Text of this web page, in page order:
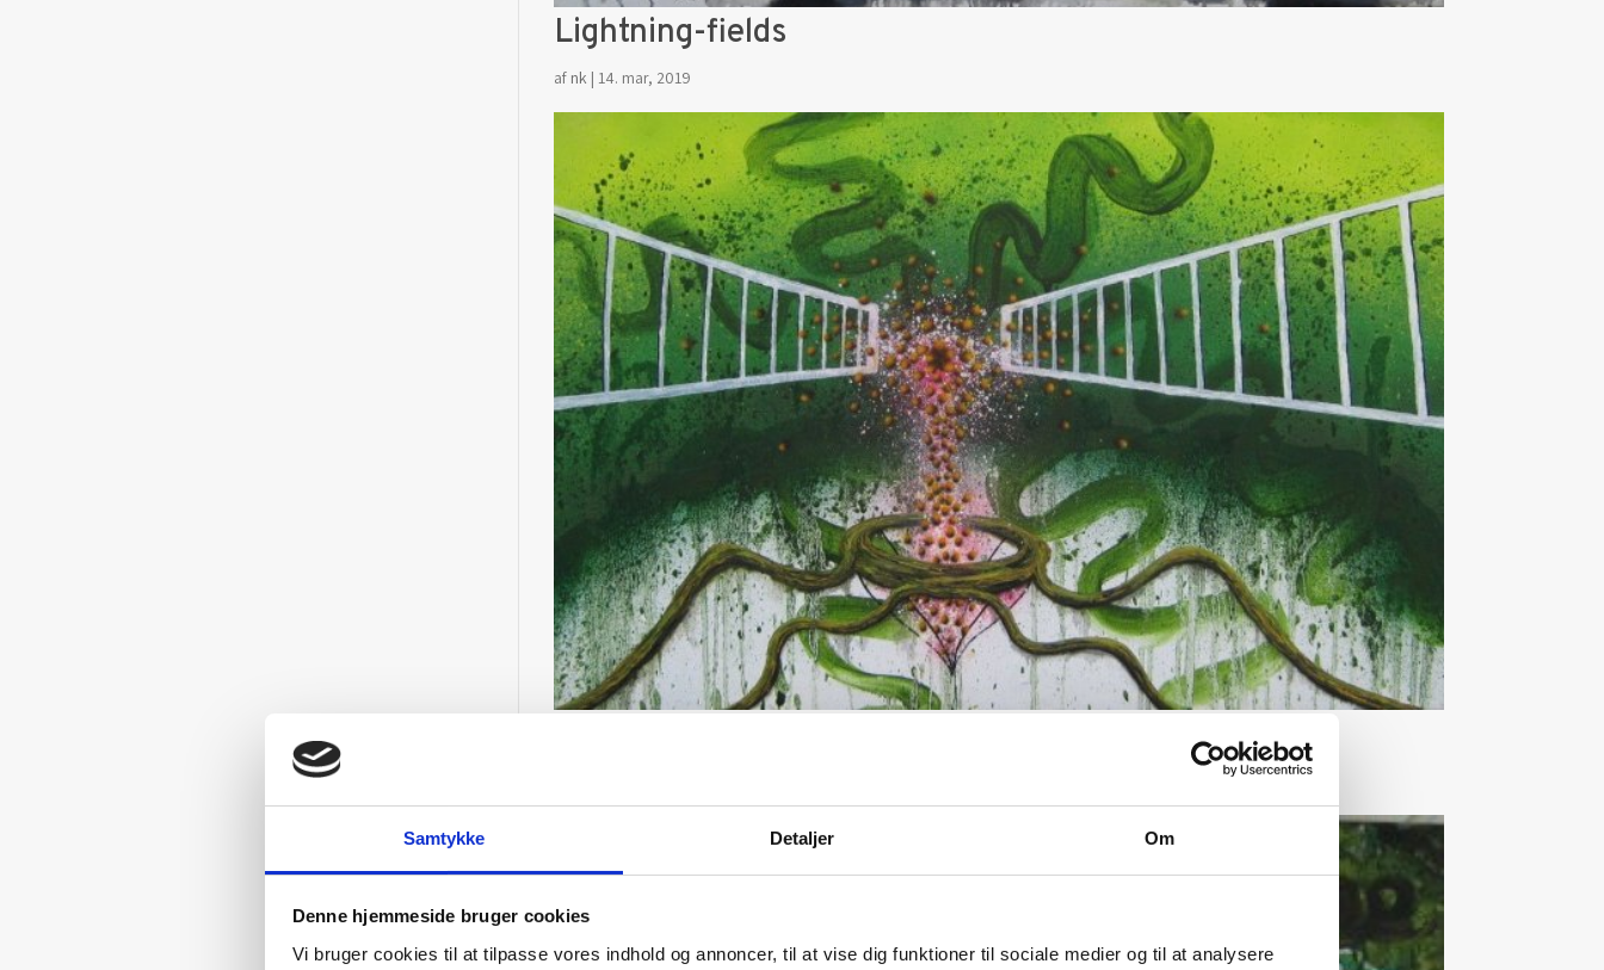
Samtykke Detaljer Om
Denne hjemmeside bruger cookies
Vi bruger cookies til at tilpasse vores indhold og annoncer, til at vise dig funktioner til sociale medier og til at analysere
Lightning-fields
af nk | 14. mar, 2019